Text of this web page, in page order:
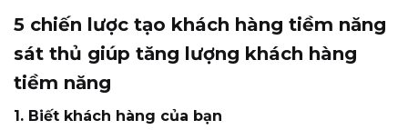
5 chiến lược tạo khách hàng tiềm năng
sát thủ giúp tăng lượng khách hàng
tiềm năng
1. Biết khách hàng của bạn